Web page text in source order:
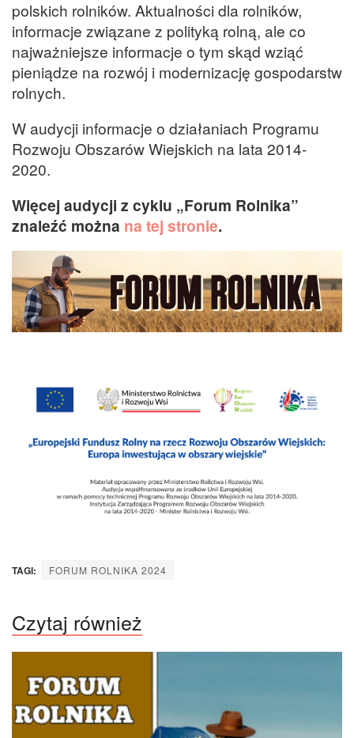
polskich rolników. Aktualności dla rolników,
informacje związane z polityką rolną, ale co
najważniejsze informacje o tym skąd wziąć
pieniądze na rozwój i modernizację gospodarstw
rolnych.
W audycji informacje o działaniach Programu
Rozwoju Obszarów Wiejskich na lata 2014-
2020.
Więcej audycji z cyklu „Forum Rolnika”
znaleźć można na tej stronie.
TAGI: FORUM ROLNIKA 2024
Czytaj również